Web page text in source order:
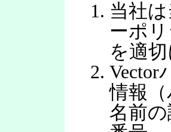
当社
ーポ
を適
Vector
情報
名前